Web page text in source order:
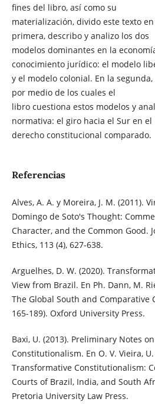
fines del libro, así como su
materialización, divido este texto
primera, describo y analizo los dos
modelos dominantes en la
conocimiento jurídico: el modelo
y el modelo colonial. En la
por medio de los cuales el
libro cuestiona estos modelos y
normativa: el giro hacia el Sur en el
derecho constitucional comparado.
Referencias
Alves, A. A. y Moreira, J. M. (2011).
Domingo de Soto's Thought:
Character, and the Common Good.
Ethics, 113 (4), 627-638.
Arguelhes, D. W. (2020).
View from Brazil. En Ph. Dann, M.
The Global South and Comparative
165-189). Oxford University Press.
Baxi, U. (2013). Preliminary Notes
Constitutionalism. En O. V. Vieira,
Transformative Constitutionalism:
Courts of Brazil, India, and South
Pretoria University Law Press.